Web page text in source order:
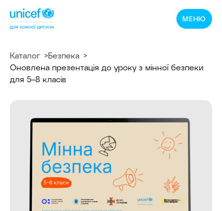
Спільнотека
ЮНІСЕФ
Україна
МЕНЮ
Каталог
Безпека
Оновлена презентація до уроку з мінної безпеки
для 5–8 класів